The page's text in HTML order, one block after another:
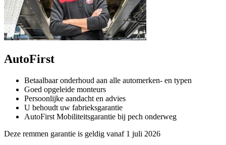
AutoFirst
Betaalbaar onderhoud aan alle automerken- en typen
Goed opgeleide monteurs
Persoonlijke aandacht en advies
U behoudt uw fabrieksgarantie
AutoFirst Mobiliteitsgarantie bij pech onderweg
Deze remmen garantie is geldig vanaf 1 juli 2026